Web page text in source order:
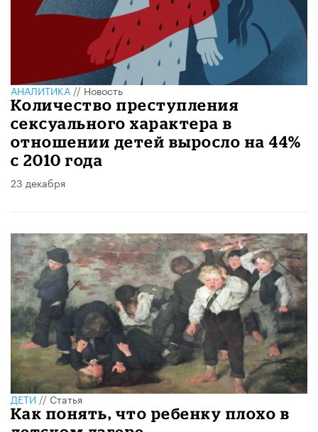
АНАЛИТИКА//Новость
Количество преступления
сексуального характера в
отношении детей выросло на 44%
с 2010 года
23 декабря
ДЕТИ//Статья
Как понять, что ребенку плохо в